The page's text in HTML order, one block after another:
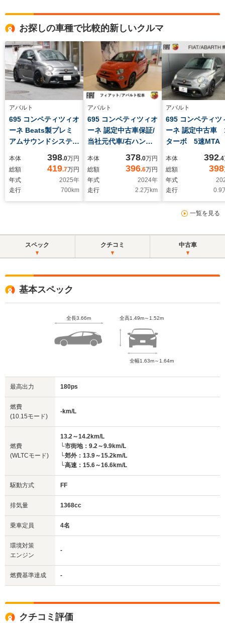
お探しの車種で比較的新しいクルマ
アバルト
695 コンペティツィオ
ーネ Beats製プレミ
アムサウンドシステ
ークアルミホイール
フューエルキャップア
バルト レコードモン
本体 398.0万円
総額
419.7万円
年式
2025年
走行
700km
アバルト
695 コンペティツィオ
ーネ 認定中古車保証/
当社元代車/右ハンド
コ/Apple CarPlay
Android Auto/レコー
ドモンツァ
本体 378.0万円
総額
396.6万円
年式
2024年
走行
2.2万km
アバルト
695 コンペティツ
ーネ 認定中古車
ターボ 5速
ボンバックシェル
ットシート キセ
ヘッドライト
ンツァマフラー
本体 392.4
総額
398
年式
走行
0.9
一覧を見る
スペック クチコミ 中古車
基本スペック
全長3.66m 全高1.49m～1.52m
全幅1.63m～1.64m
最高出力 180ps
燃費
(10.15モード)
-km/L
燃費
(WLTCモード)
13.2～14.2km/L
└市街地：9.2～9.9km/L
└郊外：13.9～15.2km/L
└高速：15.6～16.6km/L
駆動方式 FF
排気量 1368cc
乗車定員 4名
環境対策
エンジン
-
燃費基準達成 -
クチコミ評価